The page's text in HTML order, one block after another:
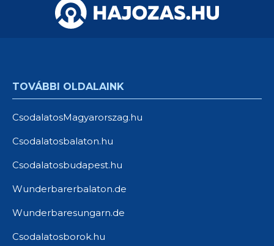
TOVÁBBI OLDALAINK
CsodalatosMagyarorszag.hu
Csodalatosbalaton.hu
Csodalatosbudapest.hu
Wunderbarerbalaton.de
Wunderbaresungarn.de
Csodalatosborok.hu